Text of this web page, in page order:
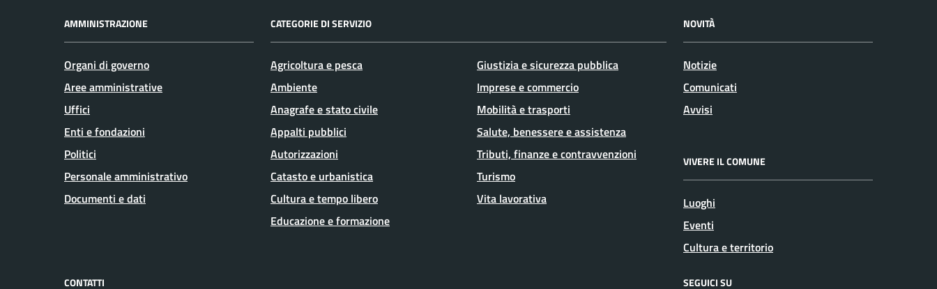
AMMINISTRAZIONE
Organi di governo
Aree amministrative
Uffici
Enti e fondazioni
Politici
Personale amministrativo
Documenti e dati
CATEGORIE DI SERVIZIO
Agricoltura e pesca
Ambiente
Anagrafe e stato civile
Appalti pubblici
Autorizzazioni
Catasto e urbanistica
Cultura e tempo libero
Educazione e formazione
Giustizia e sicurezza pubblica
Imprese e commercio
Mobilità e trasporti
Salute, benessere e assistenza
Tributi, finanze e contravvenzioni
Turismo
Vita lavorativa
NOVITÀ
Notizie
Comunicati
Avvisi
VIVERE IL COMUNE
Luoghi
Eventi
Cultura e territorio
CONTATTI SEGUICI SU